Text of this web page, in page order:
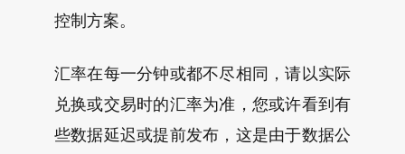
控制方案。
汇率在每一分钟或都不尽相同，请以实际
兑换或交易时的汇率为准，您或许看到有
些数据延迟或提前发布，这是由于数据公